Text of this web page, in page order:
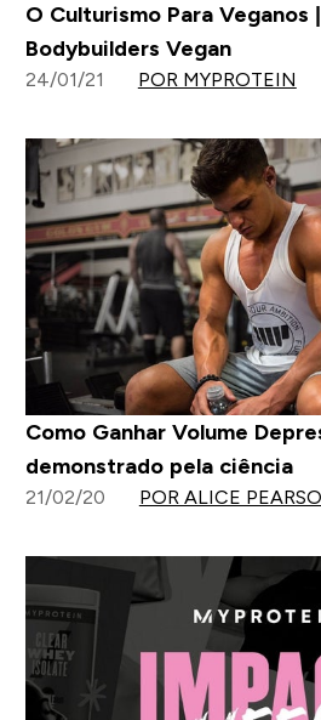
O Culturismo Para Veganos
Bodybuilders Vegan
24/01/21 POR MYPROTEIN
Como Ganhar Volume
demonstrado pela ciência
21/02/20 POR ALICE